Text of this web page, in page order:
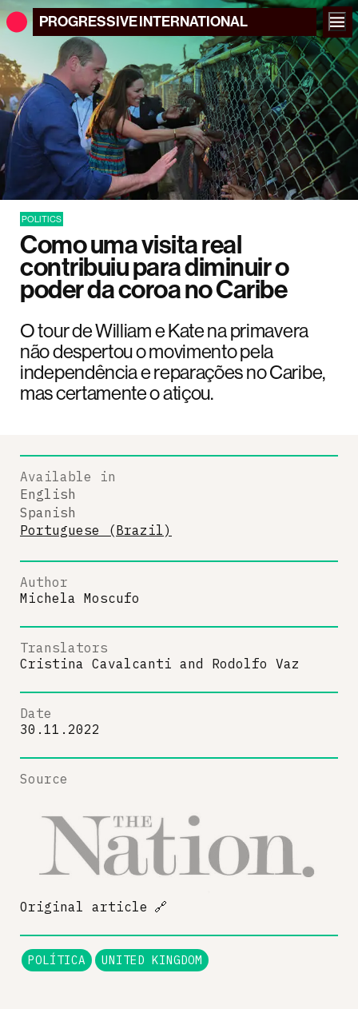
PROGRESSIVEINTERNATIONAL
POLITICS
Como uma visita real
contribuiu para diminuir o
poder da coroa no Caribe
O tour de William e Kate na primavera
não despertou o movimento pela
independência e reparações no Caribe,
mas certamente o atiçou.
Available in
English
Spanish
Portuguese (Brazil)
Author
Michela Moscufo
Translators
Cristina Cavalcanti and Rodolfo Vaz
Date
30.11.2022
Source
Original article 🔗
POLÍTICA UNITED KINGDOM